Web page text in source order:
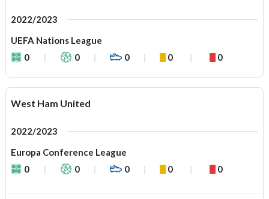
2022/2023
UEFA Nations League
0
0 0 0 0
West Ham United
2022/2023
Europa Conference League
0
0 0 0 0